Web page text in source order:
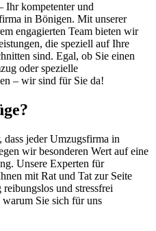
Ihr kompetenter und
in Bönigen. Mit unserer
engagierten Team bieten wir
die speziell auf Ihre
sind. Egal, ob Sie einen
oder spezielle
– wir sind für Sie da!
jeder Umzugsfirma in
wir besonderen Wert auf eine
Unsere Experten für
mit Rat und Tat zur Seite
und stressfrei
Sie sich für uns